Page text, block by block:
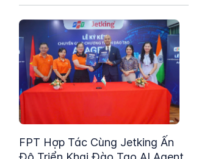
FPT Hợp Tác Cùng Jetking Ấn